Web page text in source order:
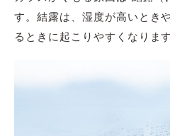
す。結露は、湿度が高いとき
るときに起こりやすくなります